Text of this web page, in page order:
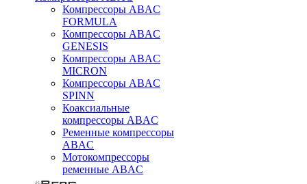
Компрессоры ABAC
FORMULA
Компрессоры ABAC
GENESIS
Компрессоры ABAC
MICRON
Компрессоры ABAC
SPINN
Коаксиальные
компрессоры ABAC
Ременные компрессоры
ABAC
Мотокомпрессоры
ременные ABAC